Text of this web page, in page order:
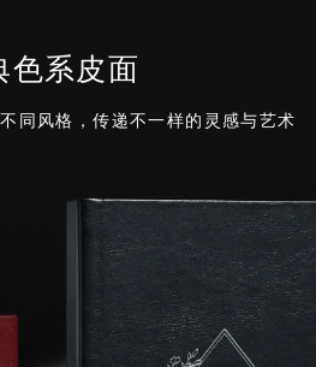
色系皮面
同风格，传递不一样的灵感与艺术